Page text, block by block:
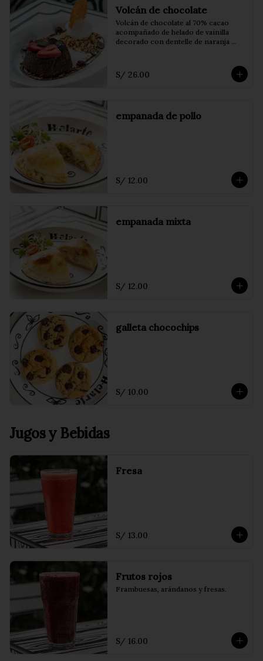
Volcán de chocolate
Volcán de chocolate al 70% cacao
acompañado de helado de vainilla
decorado con dentelle de naranja
S/ 26.00
empanada de pollo
S/ 12.00
empanada mixta
S/ 12.00
galleta chocochips
S/ 10.00
Jugos y Bebidas
Fresa
S/ 13.00
Frutos rojos
Frambuesas, arándanos y fresas.
S/ 16.00